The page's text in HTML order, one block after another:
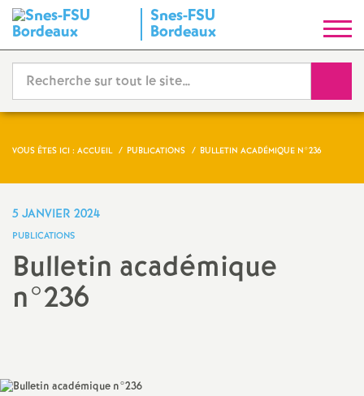
Snes-FSU
Bordeaux
y
n
d
i
a
VOUS ÊTES ICI : ACCUEIL PUBLICATIONS BULLETIN ACADÉMIQUE N°236
5 JANVIER 2024
PUBLICATIONS
Bulletin académique
n°236